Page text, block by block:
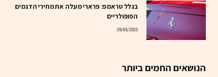
בגלל טראמפ: פרארי מעלה את מחירי הדגמים
הפופולריים
29/03/2025
הנושאים החמים ביותר